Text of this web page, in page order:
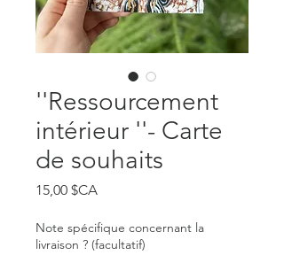
''Ressourcement
intérieur ''- Carte
de souhaits
15,00 $CAPrix
Note spécifique concernant la
livraison ? (facultatif)